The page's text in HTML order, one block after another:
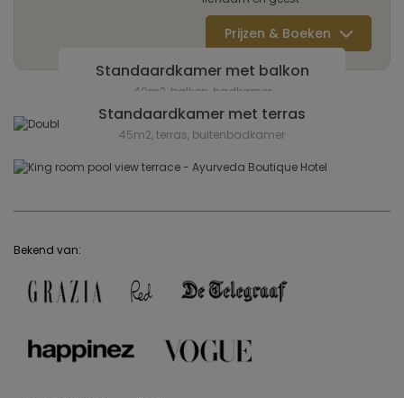
Prijzen & Boeken
Standaardkamer met balkon
40m2, balkon, badkamer
Standaardkamer met terras
45m2, terras, buitenbadkamer
Bekend van: